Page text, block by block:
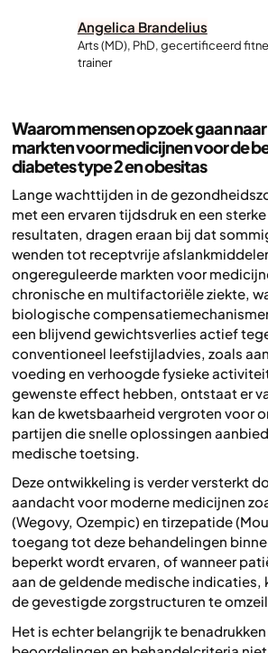
Angelica Brandelius
Arts (MD), PhD, gecertificeerd
trainer
Waarom mensen op zoek gaan
markten voor medicijnen voor de
diabetes type 2 en obesitas
Lange wachttijden in de
met een ervaren tijdsdruk en een
resultaten, dragen eraan bij dat
wenden tot receptvrije
ongereguleerde markten voor
chronische en multifactoriële ziekte,
biologische
een blijvend gewichtsverlies actief
conventioneel leefstijladvies, zoals
voeding en verhoogde fysieke
gewenste effect hebben, ontstaat er
kan de kwetsbaarheid vergroten voor
partijen die snelle oplossingen
medische toetsing.
Deze ontwikkeling is verder versterkt
aandacht voor moderne medicijnen
(Wegovy, Ozempic) en tirzepatide
toegang tot deze behandelingen
beperkt wordt ervaren, of wanneer
aan de geldende medische indicaties,
de gevestigde zorgstructuren te
Het is echter belangrijk te